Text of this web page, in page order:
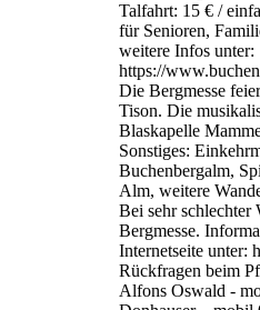
Talfahrt: 15 € /
für Senioren,
weitere Infos unter:
https://
Die Bergmesse
Tison. Die
Blaskapelle
Sonstiges:
Buchenbergalm,
Alm, weitere
Bei sehr schlechter
Bergmesse.
Internetseite unter:
Rückfragen beim
Alfons Oswald -